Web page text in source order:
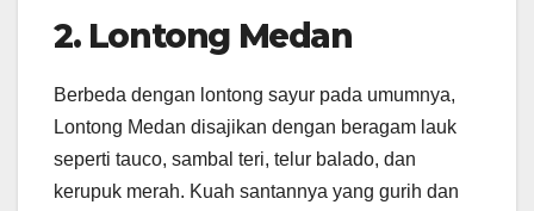
2. Lontong Medan
Berbeda dengan lontong sayur pada umumnya,
Lontong Medan disajikan dengan beragam lauk
seperti tauco, sambal teri, telur balado, dan
kerupuk merah. Kuah santannya yang gurih dan